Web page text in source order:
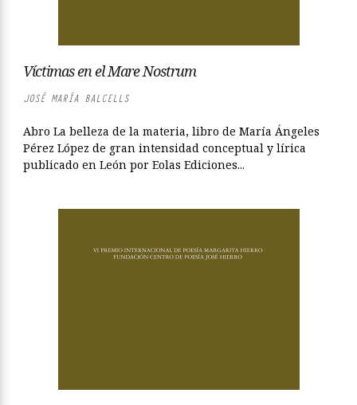
Víctimas en el Mare Nostrum
JOSÉ MARÍA BALCELLS
Abro La belleza de la materia, libro de María Ángeles
Pérez López de gran intensidad conceptual y lírica
publicado en León por Eolas Ediciones...